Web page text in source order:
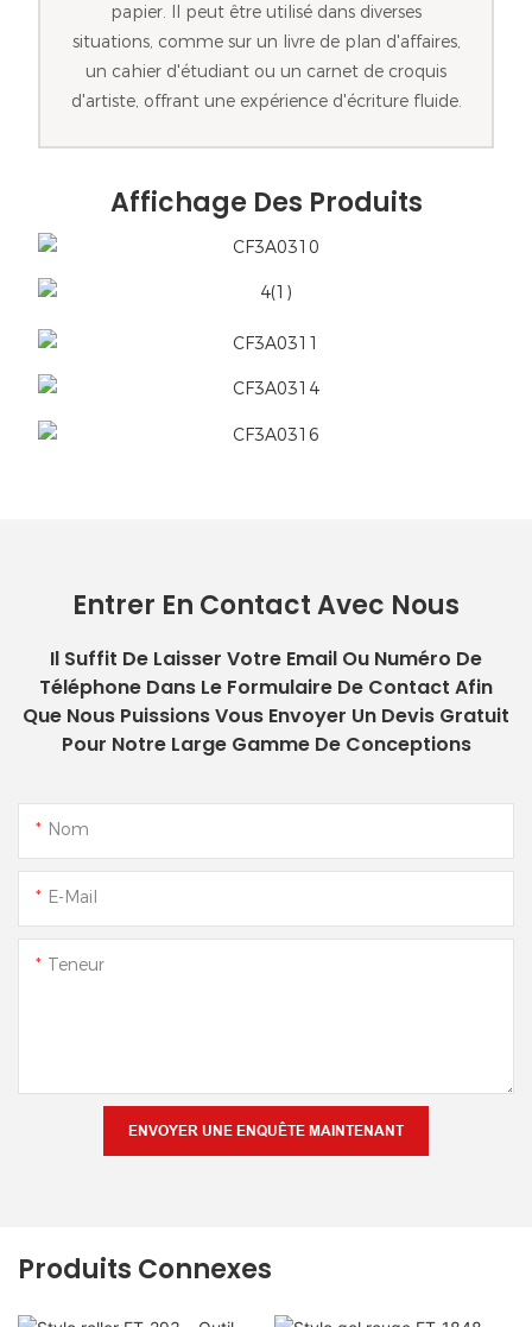
papier. Il peut être utilisé dans diverses
situations, comme sur un livre de plan d'affaires,
un cahier d'étudiant ou un carnet de croquis
d'artiste, offrant une expérience d'écriture fluide.
Affichage Des Produits
Entrer En Contact Avec Nous
Il Suffit De Laisser Votre Email Ou Numéro De
Téléphone Dans Le Formulaire De Contact Afin
Que Nous Puissions Vous Envoyer Un Devis Gratuit
Pour Notre Large Gamme De Conceptions
Nom
E-Mail
Teneur
ENVOYER UNE ENQUÊTE MAINTENANT
Produits Connexes